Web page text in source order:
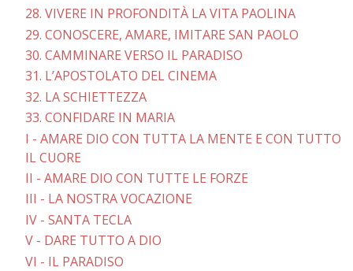
28. VIVERE IN PROFONDITÀ LA VITA PAOLINA
29. CONOSCERE, AMARE, IMITARE SAN PAOLO
30. CAMMINARE VERSO IL PARADISO
31. L’APOSTOLATO DEL CINEMA
32. LA SCHIETTEZZA
33. CONFIDARE IN MARIA
I - AMARE DIO CON TUTTA LA MENTE E CON TUTTO
IL CUORE
II - AMARE DIO CON TUTTE LE FORZE
III - LA NOSTRA VOCAZIONE
IV - SANTA TECLA
V - DARE TUTTO A DIO
VI - IL PARADISO